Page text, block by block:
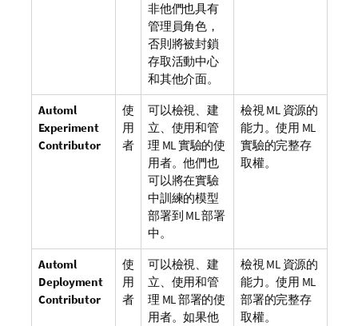
非他們也具有
管理員角色，
否則將被封鎖
存取活動中心
和其他介面。
Automl
Experiment
Contributor
使
用
者
可以檢視、建
立、使用和管
理 ML 實驗的使
用者。他們也
可以將在實驗
中訓練的模型
部署到 ML 部署
中。
檢視 ML 資源的
能力。使用 ML
實驗的完整存
取權。
Automl
Deployment
Contributor
使
用
者
可以檢視、建
立、使用和管
理 ML 部署的使
用者。如果他
檢視 ML 資源的
能力。使用 ML
部署的完整存
取權。